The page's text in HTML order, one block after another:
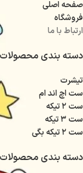
صفحه اصلی
فروشگاه
ارتباط با ما
دسته بندی محصولات
تیشرت
ست اچ اند ام
ست ۲ تیکه
ست ۳ تیکه
ست ۲ تیکه بگی
دسته بندی محصولات